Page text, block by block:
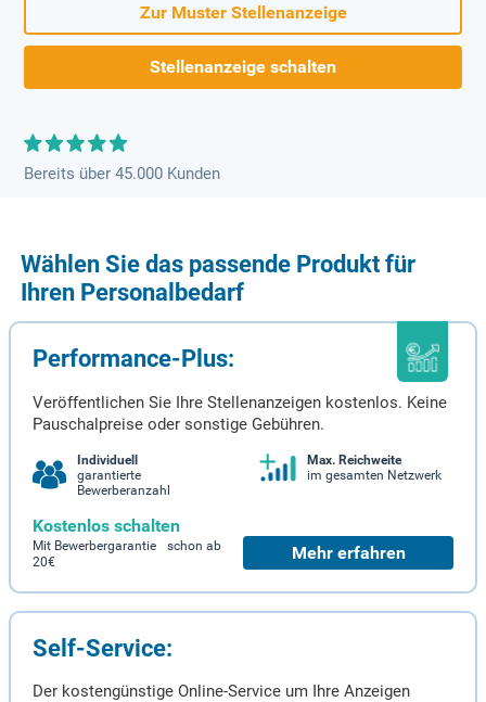
Zur Muster Stellenanzeige
Stellenanzeige schalten
Bereits über 45.000 Kunden
Wählen Sie das passende Produkt für
Ihren Personalbedarf
Performance-Plus:
Veröffentlichen Sie Ihre Stellenanzeigen kostenlos. Keine
Pauschalpreise oder sonstige Gebühren.
Individuell
garantierte
Bewerberanzahl
Max. Reichweite
im gesamten Netzwerk
Kostenlos schalten
Mit Bewerbergarantie schon ab
20€
Mehr erfahren
Self-Service:
Der kostengünstige Online-Service um Ihre Anzeigen